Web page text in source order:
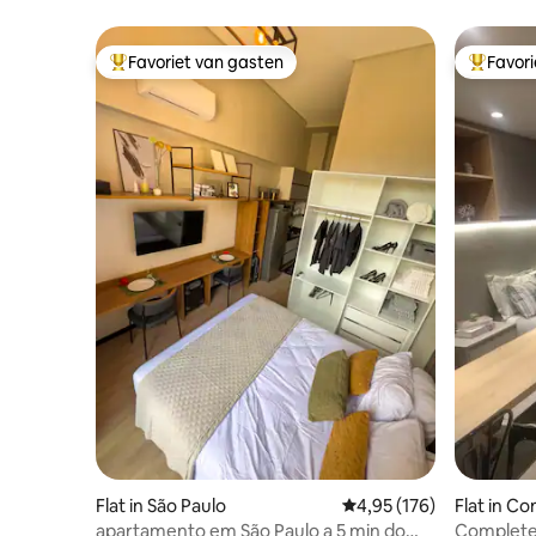
Topfavoriet van gasten
Favoriet van gasten
Flat in São Paulo Gemiddelde
4,95 (176)
apartamento em São Paulo a 5 min do
Flat in